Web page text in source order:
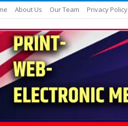
About Us Our Team Privacy Policy